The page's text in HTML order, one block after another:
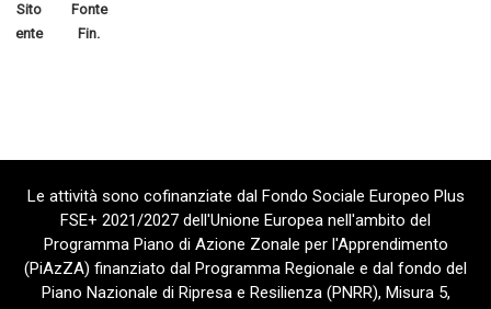
Sito
ente
Fonte
Fin.
Le attività sono cofinanziate dal Fondo Sociale Europeo Plus
FSE+ 2021/2027 dell'Unione Europea nell'ambito del
Programma Piano di Azione Zonale per l'Apprendimento
(PiAzZA) finanziato dal Programma Regionale e dal fondo del
Piano Nazionale di Ripresa e Resilienza (PNRR), Misura 5,